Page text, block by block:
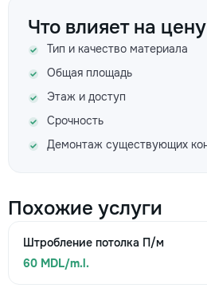
Что влияет на цену
Тип и качество материала
Общая площадь
Этаж и доступ
Срочность
Демонтаж существующих
Похожие услуги
Штробление потолка П/м
60 MDL/m.l.